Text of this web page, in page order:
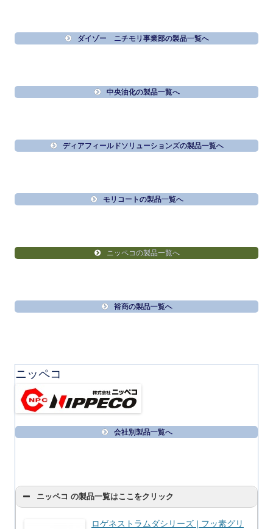
ダイゾー ニチモリ事業部の製品一覧へ
中央油化の製品一覧へ
ディアフィールドソリューションズの製品一覧へ
モリコートの製品一覧へ
ニッペコの製品一覧へ
裕商の製品一覧へ
ニッペコ
会社別製品一覧へ
ニッペコ の製品一覧はここをクリック
ロゲネストラムダシリーズ | フッ素グリ